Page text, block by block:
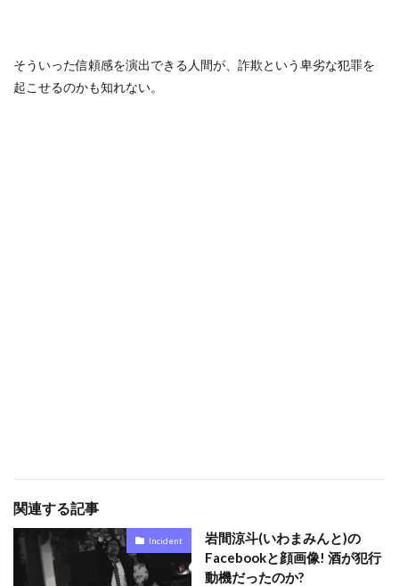
そういった信頼感を演出できる人間が、詐欺という卑劣な犯罪を
起こせるのかも知れない。
関連する記事
Incident
岩間涼斗(いわまみんと)の
Facebookと顔画像! 酒が犯行
動機だったのか?